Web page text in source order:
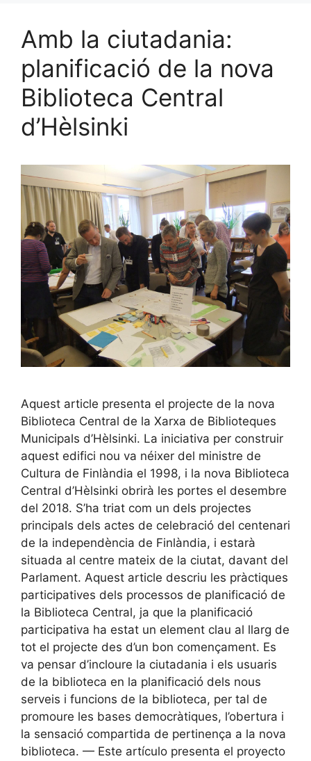
Amb la ciutadania:
planificació de la nova
Biblioteca Central
d’Hèlsinki
Aquest article presenta el projecte de la nova
Biblioteca Central de la Xarxa de Biblioteques
Municipals d’Hèlsinki. La iniciativa per construir
aquest edifici nou va néixer del ministre de
Cultura de Finlàndia el 1998, i la nova Biblioteca
Central d’Hèlsinki obrirà les portes el desembre
del 2018. S’ha triat com un dels projectes
principals dels actes de celebració del centenari
de la independència de Finlàndia, i estarà
situada al centre mateix de la ciutat, davant del
Parlament. Aquest article descriu les pràctiques
participatives dels processos de planificació de
la Biblioteca Central, ja que la planificació
participativa ha estat un element clau al llarg de
tot el projecte des d’un bon començament. Es
va pensar d’incloure la ciutadania i els usuaris
de la biblioteca en la planificació dels nous
serveis i funcions de la biblioteca, per tal de
promoure les bases democràtiques, l’obertura i
la sensació compartida de pertinença a la nova
biblioteca. — Este artículo presenta el proyecto